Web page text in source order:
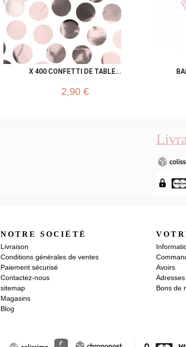
X 400 CONFETTI DE TABLE...
2,90 €
NOTRE SOCIÉTÉ
Livraison
Conditions générales de ventes
Paiement sécurisé
Contactez-nous
sitemap
Magasins
Blog
Avoirs
Adresses
Bons de